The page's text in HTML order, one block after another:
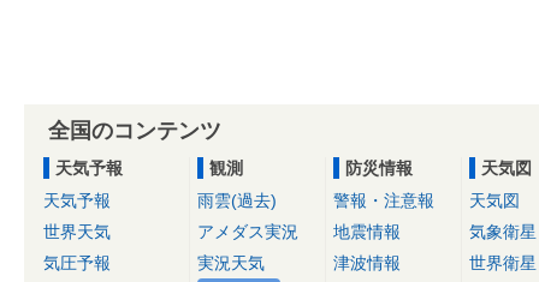
全国のコンテンツ
天気予報
天気予報
世界天気
気圧予報
観測
雨雲(過去)
アメダス実況
実況天気
防災情報
警報・注意報
地震情報
津波情報
天気図
天気図
気象衛星
世界衛星